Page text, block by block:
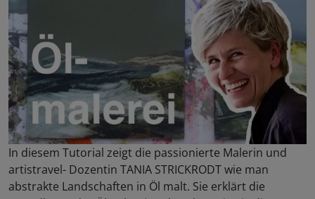
In diesem Tutorial zeigt die passionierte Malerin und
artistravel- Dozentin TANIA STRICKRODT wie man
abstrakte Landschaften in Öl malt. Sie erklärt die